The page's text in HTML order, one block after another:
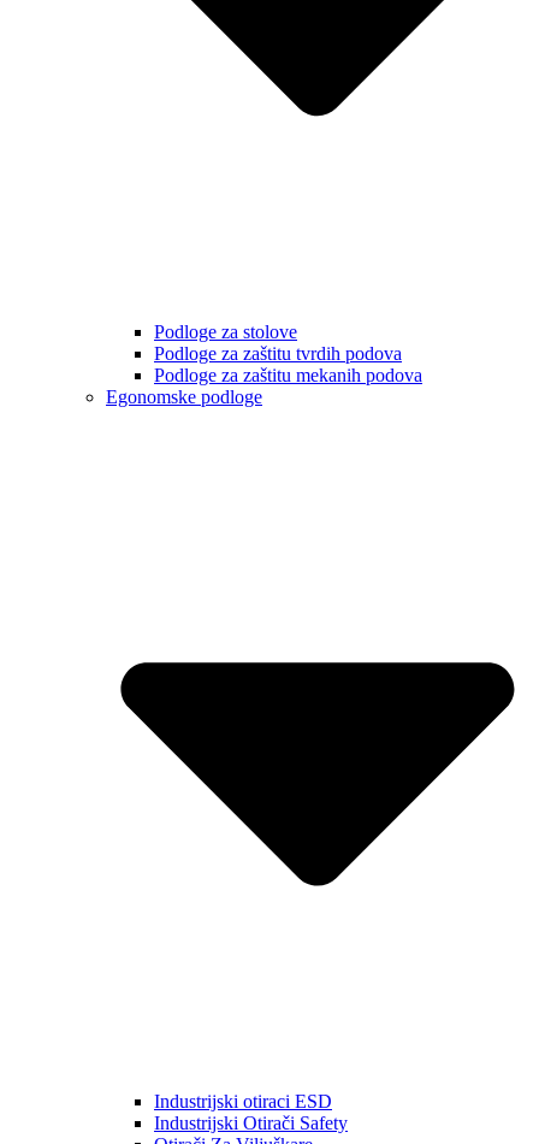
Podloge za stolove
Podloge za zaštitu tvrdih podova
Podloge za zaštitu mekanih podova
Egonomske podloge
Industrijski otiraci ESD
Industrijski Otirači Safety